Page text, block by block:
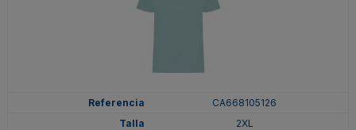
CA668105126
2XL